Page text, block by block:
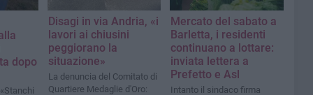
dopo
Disagi in via Andria, «i
lavori ai chiusini
peggiorano la
situazione»
La denuncia del Comitato di
Quartiere Medaglie d'Oro:
Mercato del sabato a
Barletta, i residenti
continuano a lottare:
inviata lettera a
Prefetto e Asl
Intanto il sindaco firma